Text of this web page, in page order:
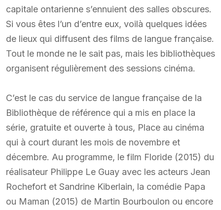
capitale ontarienne s’ennuient des salles obscures.
Si vous êtes l’un d’entre eux, voilà quelques idées
de lieux qui diffusent des films de langue française.
Tout le monde ne le sait pas, mais les bibliothèques
organisent régulièrement des sessions cinéma.
C’est le cas du service de langue française de la
Bibliothèque de référence qui a mis en place la
série, gratuite et ouverte à tous, Place au cinéma
qui à court durant les mois de novembre et
décembre. Au programme, le film Floride (2015) du
réalisateur Philippe Le Guay avec les acteurs Jean
Rochefort et Sandrine Kiberlain, la comédie Papa
ou Maman (2015) de Martin Bourboulon ou encore